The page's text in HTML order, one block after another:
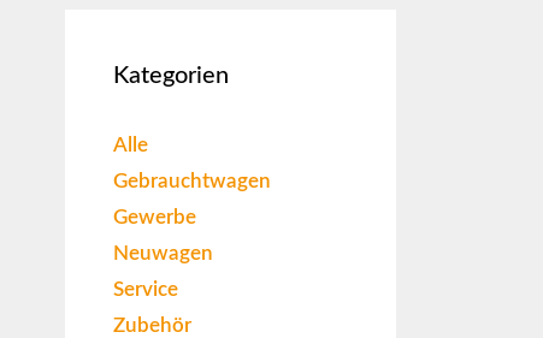
Kategorien
Alle
Gebrauchtwagen
Gewerbe
Neuwagen
Service
Zubehör